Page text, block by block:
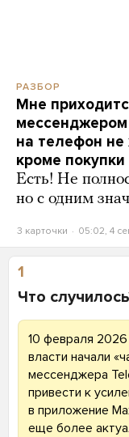
РАЗБОР
Мне
мессенджером
на телефон не
кроме покупки
Есть! Не
но с одним
3 карточки 05:02, 4
1
Что
10 февраля
власти начали
мессенджера
привести к
в приложение
еще более